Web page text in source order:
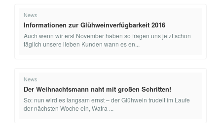
News
Informationen zur Glühweinverfügbarkeit 2016
Auch wenn wir erst November haben so fragen uns jetzt schon
täglich unsere lieben Kunden wann es en...
News
Der Weihnachtsmann naht mit großen Schritten!
So: nun wird es langsam ernst – der Glühwein trudelt im Laufe
der nächsten Woche ein, Watra ...